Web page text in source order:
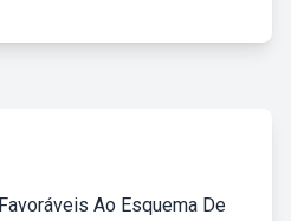
Ao Esquema De